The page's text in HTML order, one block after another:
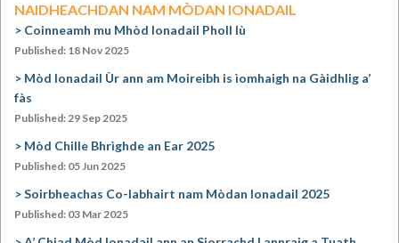
NAIDHEACHDAN NAM MÒDAN IONADAIL
Coinneamh mu Mhòd Ionadail Pholl Iù
Published: 18 Nov 2025
Mòd Ionadail Ùr ann am Moireibh is ìomhaigh na Gàidhlig a’
fàs
Published: 29 Sep 2025
Mòd Chille Bhrìghde an Ear 2025
Published: 05 Jun 2025
Soirbheachas Co-labhairt nam Mòdan Ionadail 2025
Published: 03 Mar 2025